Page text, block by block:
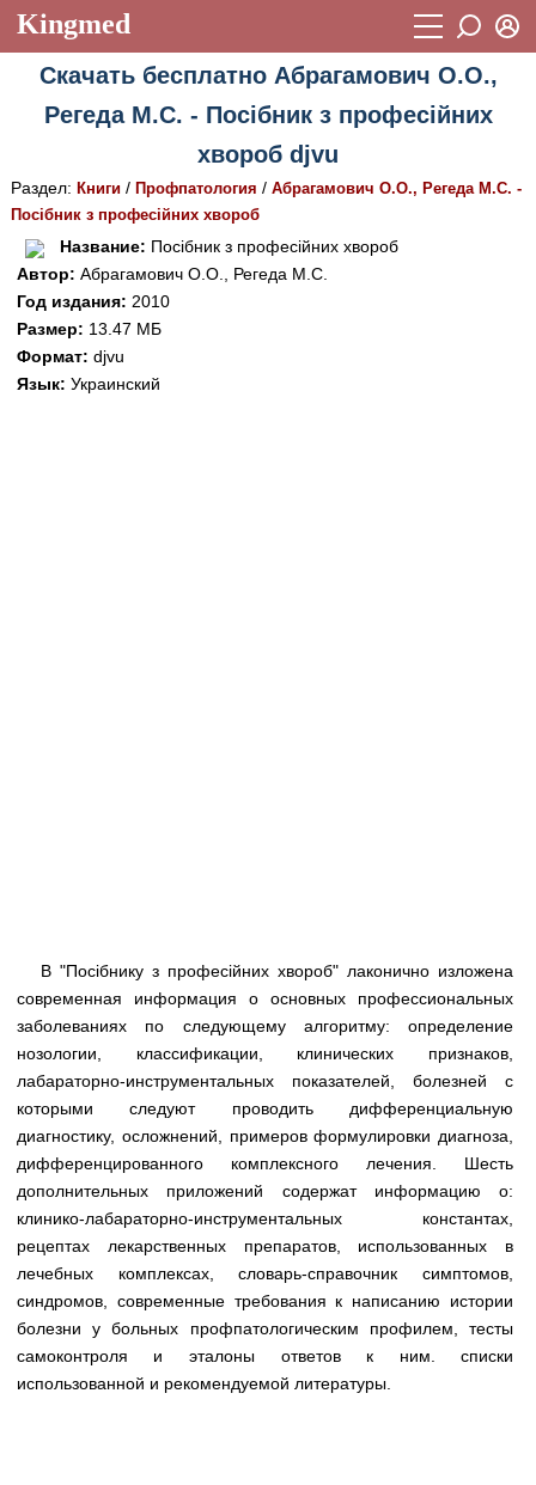
Kingmed
Учебный материал
Видеогалерея 899
Истории болезней 1268
Лекции и презентации 2474
Аккредитационные тесты
Методические рекомендации
Восстановить пароль
Регистрация
Скачать бесплатно Абрагамович О.О.,
Регеда М.С. - Посібник з професійних
хвороб djvu
Раздел: Книги/ Профпатология / Абрагамович О.О., Регеда М.С. -
Посібник з професійних хвороб
Название: Посібник з професійних хвороб
Автор: Абрагамович О.О., Регеда М.С.
Год издания: 2010
Размер: 13.47 МБ
Формат: djvu
Язык: Украинский
В "Посібнику з професійних хвороб" лаконично изложена
современная информация о основных профессиональных
заболеваниях по следующему алгоритму: определение
нозологии, классификации, клинических признаков,
лабараторно-инструментальных показателей, болезней с
которыми следуют проводить дифференциальную
диагностику, осложнений, примеров формулировки диагноза,
дифференцированного комплексного лечения. Шесть
дополнительных приложений содержат информацию о:
клинико-лабараторно-инструментальных константах,
рецептах лекарственных препаратов, использованных в
лечебных комплексах, словарь-справочник симптомов,
синдромов, современные требования к написанию истории
болезни у больных профпатологическим профилем, тесты
самоконтроля и эталоны ответов к ним. списки
использованной и рекомендуемой литературы.